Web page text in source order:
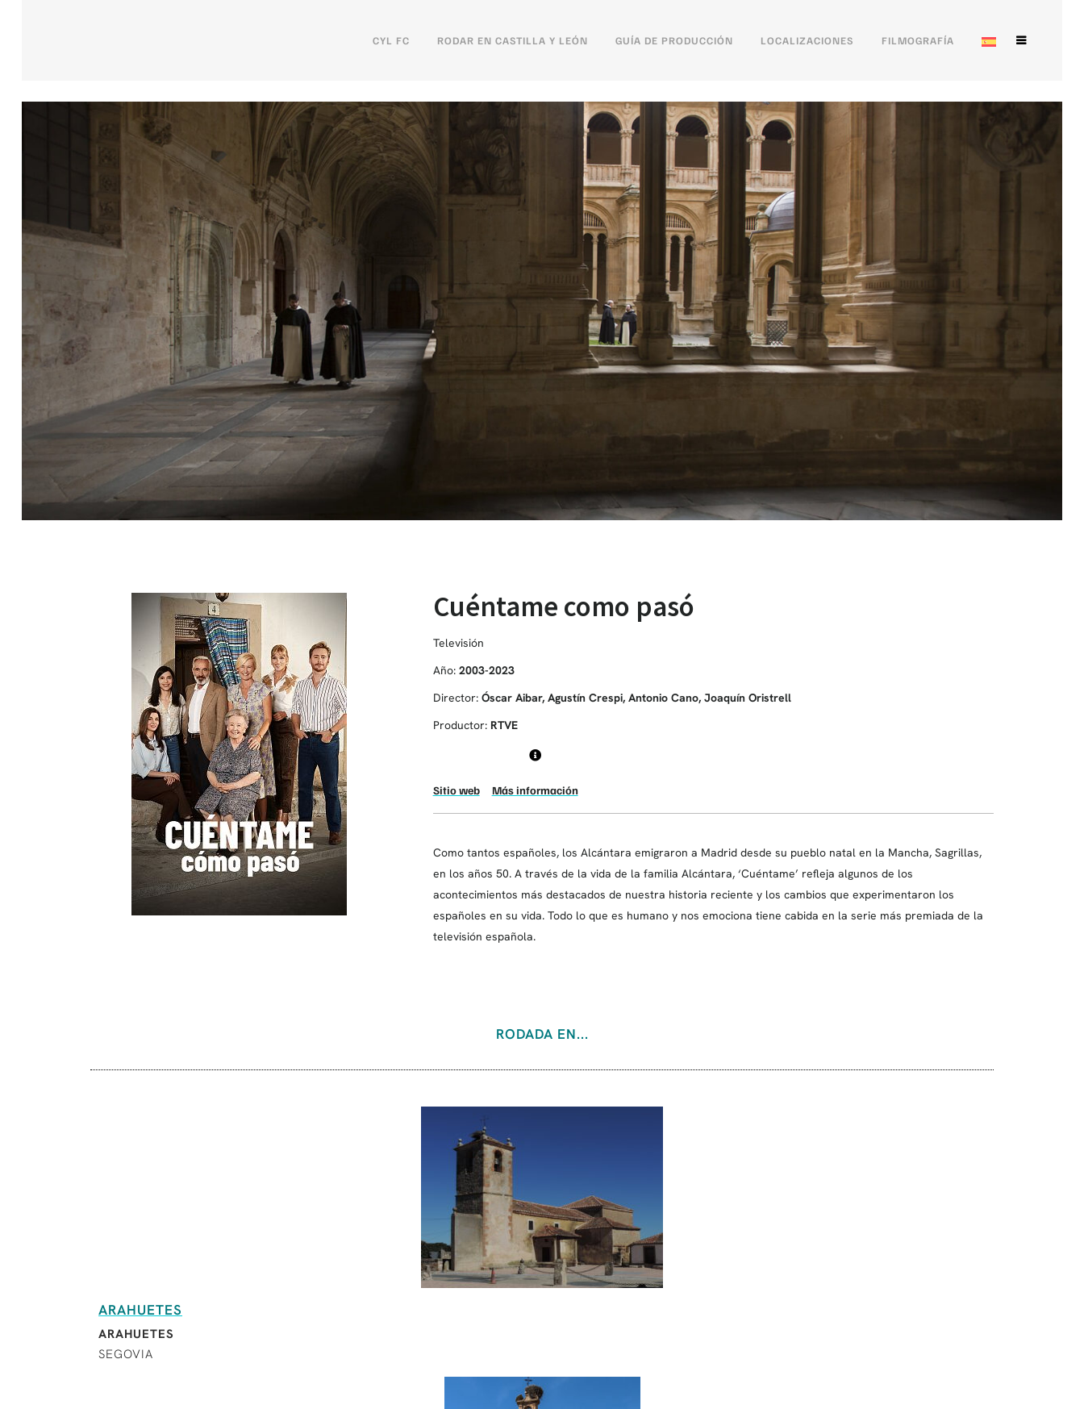
CYL FC RODAR EN CASTILLA Y LEÓN GUÍA DE PRODUCCIÓN LOCALIZACIONES FILMOGRAFÍA
Cuéntame como pasó
Televisión
Año: 2003-2023
Director: Óscar Aibar, Agustín Crespi, Antonio Cano, Joaquín Oristrell
Productor: RTVE
Sitio web Más información
Como tantos españoles, los Alcántara emigraron a Madrid desde su pueblo natal en la Mancha, Sagrillas,
en los años 50. A través de la vida de la familia Alcántara, ‘Cuéntame’ refleja algunos de los
acontecimientos más destacados de nuestra historia reciente y los cambios que experimentaron los
españoles en su vida. Todo lo que es humano y nos emociona tiene cabida en la serie más premiada de la
televisión española.
RODADA EN...
ARAHUETES
ARAHUETES
SEGOVIA